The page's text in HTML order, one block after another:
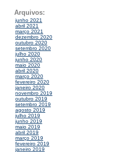
Arquivos:
junho 2021
abril 2021
março 2021
dezembro 2020
outubro 2020
setembro 2020
julho 2020
junho 2020
maio 2020
abril 2020
março 2020
fevereiro 2020
janeiro 2020
novembro 2019
outubro 2019
setembro 2019
agosto 2019
julho 2019
junho 2019
maio 2019
abril 2019
março 2019
fevereiro 2019
janeiro 2019